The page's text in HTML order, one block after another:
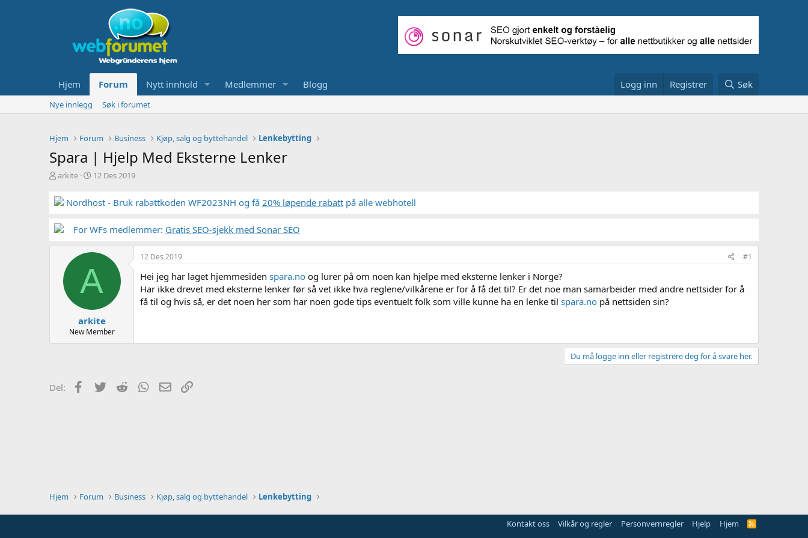
Hjem Forum Nytt innhold Medlemmer Blogg Logg inn Registrer Søk
Nye innlegg Søk i forumet
Hjem Forum Business Kjøp, salg og byttehandel Lenkebytting
Spara | Hjelp Med Eksterne Lenker
T
å
d
t
arkite
S
r
d
t
12 Des 2019
Nordhost - Bruk rabattkoden WF2023NH og få 20% løpende rabatt på alle webhotell
For WFs medlemmer: Gratis SEO-sjekk med Sonar SEO
A
arkite
New Member
12 Des 2019 #1
Hei jeg har laget hjemmesiden spara.no og lurer på om noen kan hjelpe med eksterne lenker i Norge?
Har ikke drevet med eksterne lenker før så vet ikke hva reglene/vilkårene er for å få det til? Er det noe man samarbeider med andre nettsider for å
få til og hvis så, er det noen her som har noen gode tips eventuelt folk som ville kunne ha en lenke til spara.no på nettsiden sin?
Du må logge inn eller registrere deg for å svare her.
Del: Facebook
Twitter Reddit WhatsApp
E-post
Hjem Forum Business Kjøp, salg og byttehandel Lenkebytting
Kontakt oss Vilkår og regler Personvernregler Hjelp Hjem
R